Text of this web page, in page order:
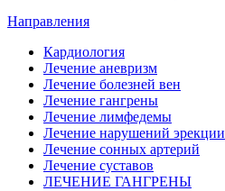
Направления
Кардиология
Лечение аневризм
Лечение болезней вен
Лечение гангрены
Лечение лимфедемы
Лечение нарушений эрекции
Лечение сонных артерий
Лечение суставов
ЛЕЧЕНИЕ ГАНГРЕНЫ